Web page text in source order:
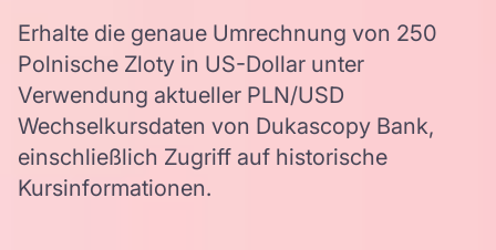
Erhalte die genaue Umrechnung von 250
Polnische Zloty in US-Dollar unter
Verwendung aktueller PLN/USD
Wechselkursdaten von Dukascopy Bank,
einschließlich Zugriff auf historische
Kursinformationen.